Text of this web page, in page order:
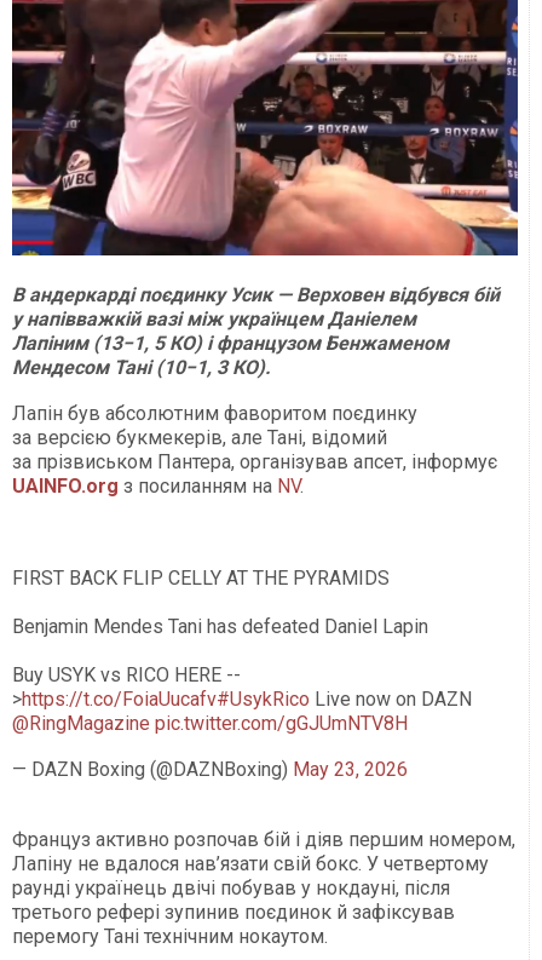
В андеркарді поєдинку Усик — Верховен відбувся бій
у напівважкій вазі між українцем Даніелем
Лапіним (13−1, 5 КО) і французом Бенжаменом
Мендесом Тані (10−1, 3 КО).
Лапін був абсолютним фаворитом поєдинку
за версією букмекерів, але Тані, відомий
за прізвиськом Пантера, організував апсет, інформує
UAINFO.org з посиланням на NV.
FIRST BACK FLIP CELLY AT THE PYRAMIDS
Benjamin Mendes Tani has defeated Daniel Lapin
Buy USYK vs RICO HERE --
>https://t.co/FoiaUucafv#UsykRico Live now on DAZN
@RingMagazine pic.twitter.com/gGJUmNTV8H
— DAZN Boxing (@DAZNBoxing) May 23, 2026
Француз активно розпочав бій і діяв першим номером,
Лапіну не вдалося нав’язати свій бокс. У четвертому
раунді українець двічі побував у нокдауні, після
третього рефері зупинив поєдинок й зафіксував
перемогу Тані технічним нокаутом.